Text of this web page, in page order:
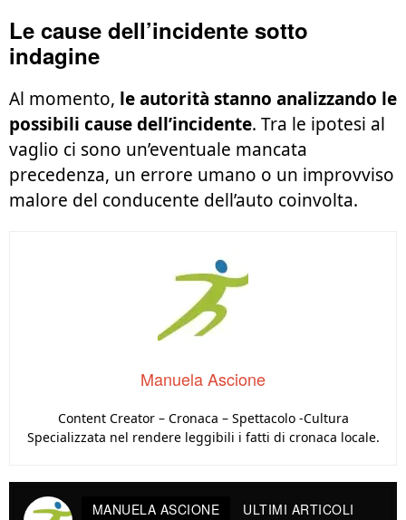
Le cause dell’incidente sotto
indagine
Al momento, le autorità stanno analizzando le
possibili cause dell’incidente. Tra le ipotesi al
vaglio ci sono un’eventuale mancata
precedenza, un errore umano o un improvviso
malore del conducente dell’auto coinvolta.
Manuela Ascione
Content Creator – Cronaca – Spettacolo -Cultura
Specializzata nel rendere leggibili i fatti di cronaca locale.
MANUELA ASCIONE ULTIMI ARTICOLI